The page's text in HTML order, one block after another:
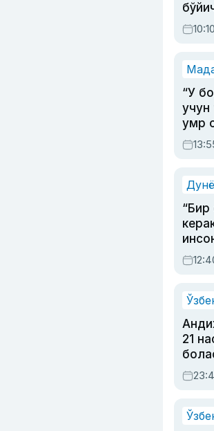
“У
учун
умр
Дунё
21